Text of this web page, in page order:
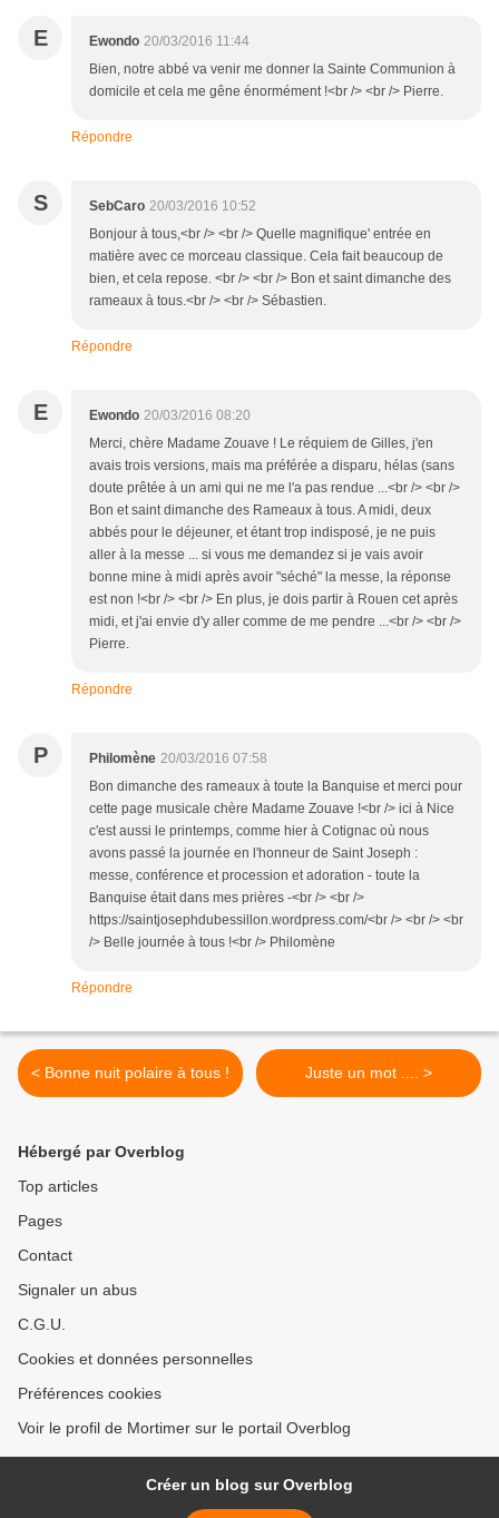
E Ewondo 20/03/2016 11:44
Bien, notre abbé va venir me donner la Sainte Communion à
domicile et cela me gêne énormément !<br /> <br /> Pierre.
Répondre
S SebCaro 20/03/2016 10:52
Bonjour à tous,<br /> <br /> Quelle magnifique' entrée en
matière avec ce morceau classique. Cela fait beaucoup de
bien, et cela repose. <br /> <br /> Bon et saint dimanche des
rameaux à tous.<br /> <br /> Sébastien.
Répondre
E Ewondo 20/03/2016 08:20
Merci, chère Madame Zouave ! Le réquiem de Gilles, j'en
avais trois versions, mais ma préférée a disparu, hélas (sans
doute prêtée à un ami qui ne me l'a pas rendue ...<br /> <br />
Bon et saint dimanche des Rameaux à tous. A midi, deux
abbés pour le déjeuner, et étant trop indisposé, je ne puis
aller à la messe ... si vous me demandez si je vais avoir
bonne mine à midi après avoir "séché" la messe, la réponse
est non !<br /> <br /> En plus, je dois partir à Rouen cet après
midi, et j'ai envie d'y aller comme de me pendre ...<br /> <br />
Pierre.
Répondre
P Philomène 20/03/2016 07:58
Bon dimanche des rameaux à toute la Banquise et merci pour
cette page musicale chère Madame Zouave !<br /> ici à Nice
c'est aussi le printemps, comme hier à Cotignac où nous
avons passé la journée en l'honneur de Saint Joseph :
messe, conférence et procession et adoration - toute la
Banquise était dans mes prières -<br /> <br />
https://saintjosephdubessillon.wordpress.com/<br /> <br /> <br
/> Belle journée à tous !<br /> Philomène
Répondre
< Bonne nuit polaire à tous ! Juste un mot .... >
Hébergé par Overblog
Top articles
Pages
Contact
Signaler un abus
C.G.U.
Cookies et données personnelles
Préférences cookies
Voir le profil de Mortimer sur le portail Overblog
Créer un blog sur Overblog